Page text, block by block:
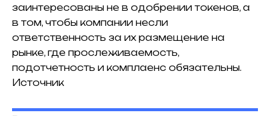
заинтересованы не в одобрении токенов, а
в том, чтобы компании несли
ответственность за их размещение на
рынке, где прослеживаемость,
подотчетность и комплаенс обязательны.
Источник